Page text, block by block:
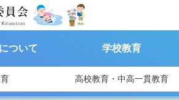
ついて 学校教育
高校教育・中高一貫教育